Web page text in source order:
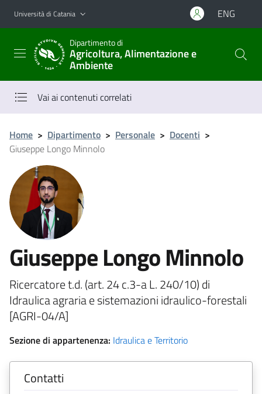
Vai al contenuto principale
Vai al menu di navigazione
Università di Catania ENG
Dipartimento di
Agricoltura, Alimentazione e
Ambiente
Vai ai contenuti correlati
Home > Dipartimento > Personale > Docenti >
Giuseppe Longo Minnolo
Giuseppe Longo Minnolo
Ricercatore t.d. (art. 24 c.3-a L. 240/10) di
Idraulica agraria e sistemazioni idraulico-forestali
[AGRI-04/A]
Sezione di appartenenza: Idraulica e Territorio
Contatti